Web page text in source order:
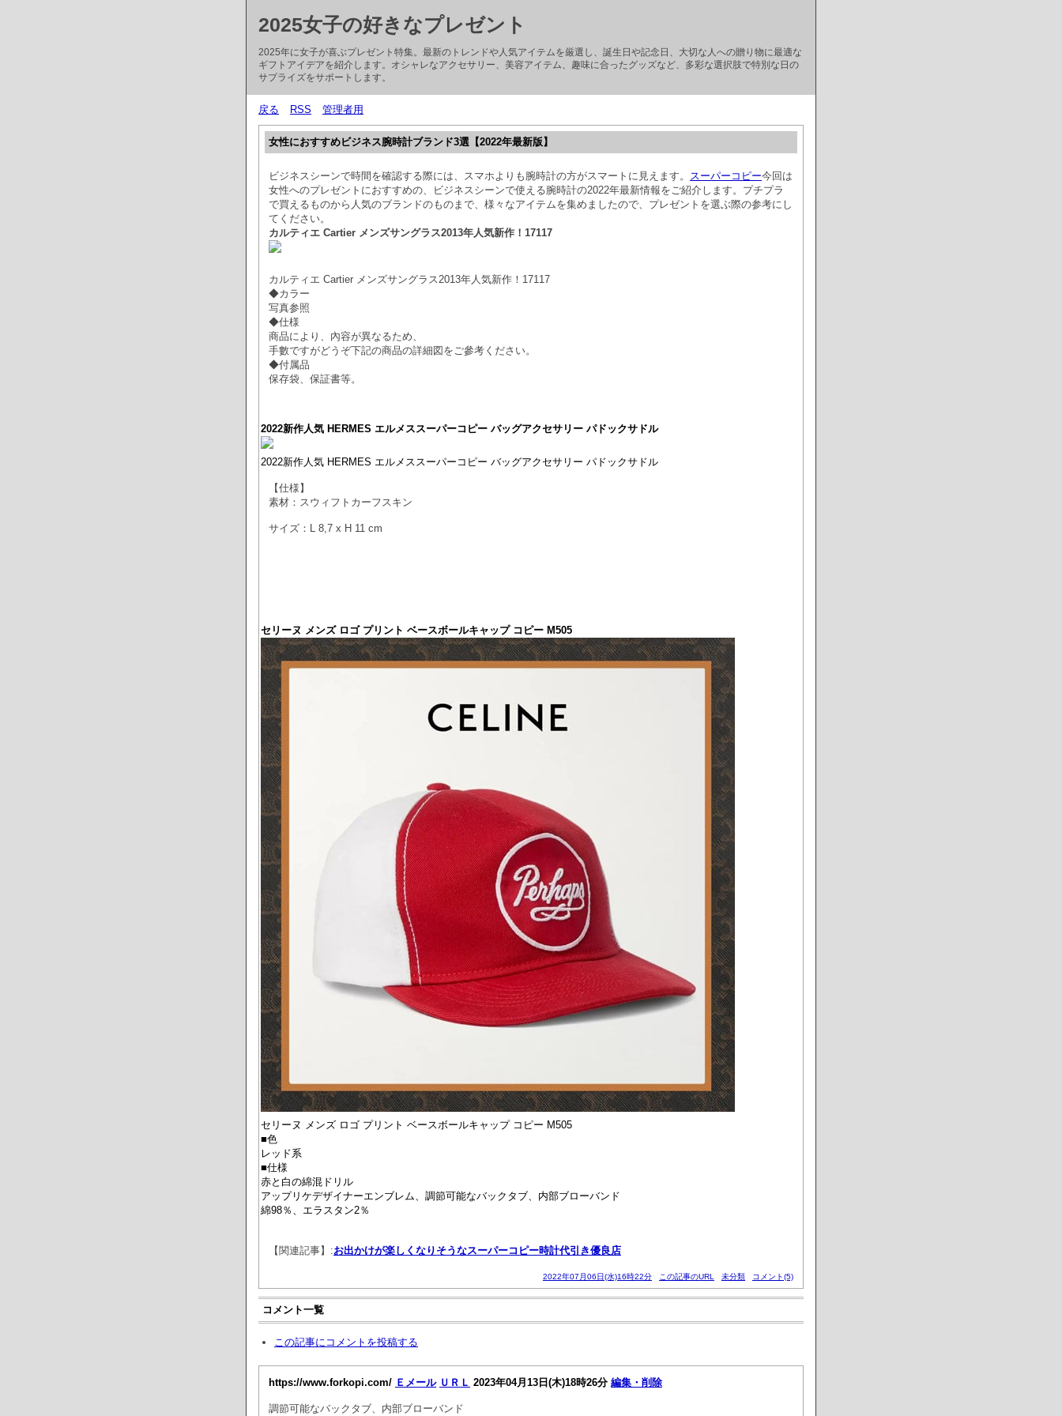
2025女子の好きなプレゼント
2025年に女子が喜ぶプレゼント特集。最新のトレンドや人気アイテムを厳選し、誕生日や記念日、大切な人への贈り物に最適な
ギフトアイデアを紹介します。オシャレなアクセサリー、美容アイテム、趣味に合ったグッズなど、多彩な選択肢で特別な日の
サプライズをサポートします。
戻る RSS 管理者用
女性におすすめビジネス腕時計ブランド3選【2022年最新版】
ビジネスシーンで時間を確認する際には、スマホよりも腕時計の方がスマートに見えます。 スーパーコピー今回は
女性へのプレゼントにおすすめの、ビジネスシーンで使える腕時計の2022年最新情報をご紹介します。プチプラ
で買えるものから人気のブランドのものまで、様々なアイテムを集めましたので、プレゼントを選ぶ際の参考にし
てください。
カルティエ Cartier メンズサングラス2013年人気新作！17117
カルティエ Cartier メンズサングラス2013年人気新作！17117
◆カラー
写真参照
◆仕様
商品により、內容が異なるため、
手數ですがどうぞ下記の商品の詳細図をご參考ください。
◆付属品
保存袋、保証書等。
2022新作人気 HERMES エルメススーパーコピー バッグアクセサリー パドックサドル
2022新作人気 HERMES エルメススーパーコピー バッグアクセサリー パドックサドル
【仕様】
素材：スウィフトカーフスキン
サイズ：L 8,7 x H 11 cm
セリーヌ メンズ ロゴ プリント ベースボールキャップ コピー M505
セリーヌ メンズ ロゴ プリント ベースボールキャップ コピー M505
■色
レッド系
■仕様
赤と白の綿混ドリル
アップリケデザイナーエンブレム、調節可能なバックタブ、内部ブローバンド
綿98％、エラスタン2％
【関連記事】:お出かけが楽しくなりそうなスーパーコピー時計代引き優良店
2022年07月06日(水)16時22分 この記事のURL 未分類 コメント(5)
コメント一覧
この記事にコメントを投稿する
https://www.forkopi.com/ Ｅメール ＵＲＬ 2023年04月13日(木)18時26分 編集・削除
調節可能なバックタブ、内部ブローバンド